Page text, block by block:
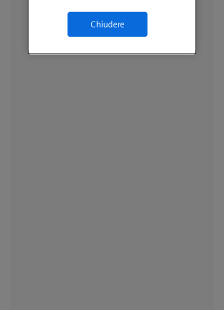
Chiudere